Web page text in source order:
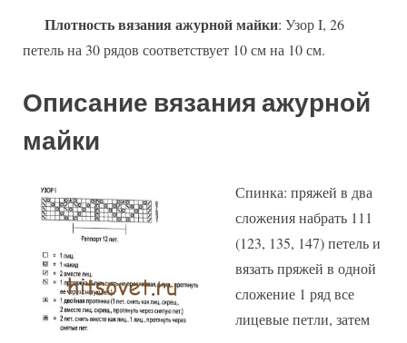
Плотность вязания ажурной майки: Узор I, 26
петель на 30 рядов соответствует 10 см на 10 см.
Описание вязания ажурной
майки
Спинка: пряжей в два
сложения набрать 111
(123, 135, 147) петель и
вязать пряжей в одной
сложение 1 ряд все
лицевые петли, затем